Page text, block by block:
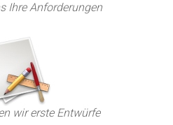
Ihre Anforderungen
wir erste Entwürfe